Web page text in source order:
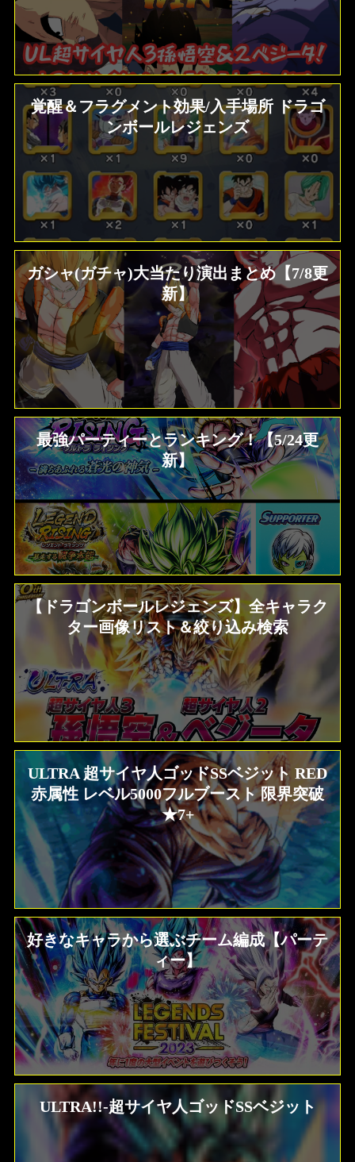
覚醒＆フラグメント効果/入手場所 ドラゴ
ンボールレジェンズ
ガシャ(ガチャ)大当たり演出まとめ【7/8更
新】
最強パーティーとランキング！【5/24更
新】
【ドラゴンボールレジェンズ】全キャラク
ター画像リスト＆絞り込み検索
ULTRA 超サイヤ人ゴッドSSベジット RED
赤属性 レベル5000フルブースト 限界突破
★7+
好きなキャラから選ぶチーム編成【パーテ
ィー】
ULTRA!!-超サイヤ人ゴッドSSベジット